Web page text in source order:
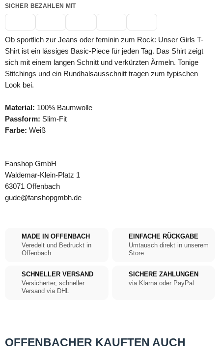
SICHER BEZAHLEN MIT
Ob sportlich zur Jeans oder feminin zum Rock: Unser Girls T-
Shirt ist ein lässiges Basic-Piece für jeden Tag. Das Shirt zeigt
sich mit einem langen Schnitt und verkürzten Ärmeln. Tonige
Stitchings und ein Rundhalsausschnitt tragen zum typischen
Look bei.
Material: 100% Baumwolle
Passform: Slim-Fit
Farbe: Weiß
Fanshop GmbH
Waldemar-Klein-Platz 1
63071 Offenbach
gude@fanshopgmbh.de
MADE IN OFFENBACH
Veredelt und Bedruckt in
Offenbach
EINFACHE RÜCKGABE
Umtausch direkt in unserem
Store
SCHNELLER VERSAND
Versicherter, schneller
Versand via DHL
SICHERE ZAHLUNGEN
via Klarna oder PayPal
OFFENBACHER KAUFTEN AUCH